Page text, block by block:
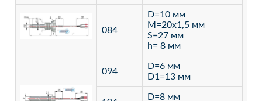
084
D=10 мм
M=20х1,5 мм
S=27 мм
h= 8 мм
094
D=6 мм
D1=13 мм
D=8 мм